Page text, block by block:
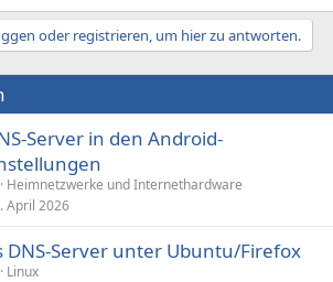
oder registrieren, um hier zu antworten.
Server in den Android-
Heimnetzwerke und Internethardware
April 2026
DNS-Server unter Ubuntu/Firefox
Linux